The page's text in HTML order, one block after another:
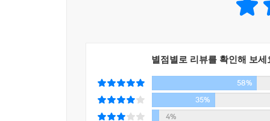
않는다, 도대체가 팔리질 않는다!’고 호소하는 모
팔리는 글을 쓰기 위해 애써온 10년간의 생존기
1부 ‘감정의 언어, 작사가의 삶’에서는 벨소리 차
담았다. 현실적이고 구체적인 노랫말로 공감
새롭게 탄생시켜주는 감동을 선사할 것이다. 당
멜로디와 가사를, 가수와 콘셉트를 밀착시키는
나도 이 책을 기다렸다.
- 양재선 (작사가)
별점별로 리뷰를 확인해 보세
58%
35%
4%